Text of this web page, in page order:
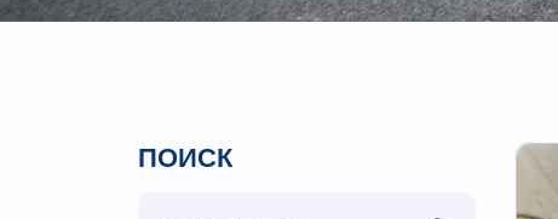
ПОИСК